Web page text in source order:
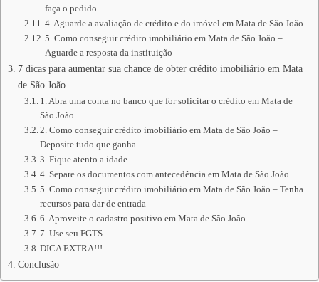
faça o pedido
4. Aguarde a avaliação de crédito e do imóvel em Mata de São João
5. Como conseguir crédito imobiliário em Mata de São João –
Aguarde a resposta da instituição
7 dicas para aumentar sua chance de obter crédito imobiliário em Mata
de São João
1. Abra uma conta no banco que for solicitar o crédito em Mata de
São João
2. Como conseguir crédito imobiliário em Mata de São João –
Deposite tudo que ganha
3. Fique atento a idade
4. Separe os documentos com antecedência em Mata de São João
5. Como conseguir crédito imobiliário em Mata de São João – Tenha
recursos para dar de entrada
6. Aproveite o cadastro positivo em Mata de São João
7. Use seu FGTS
DICA EXTRA!!!
Conclusão